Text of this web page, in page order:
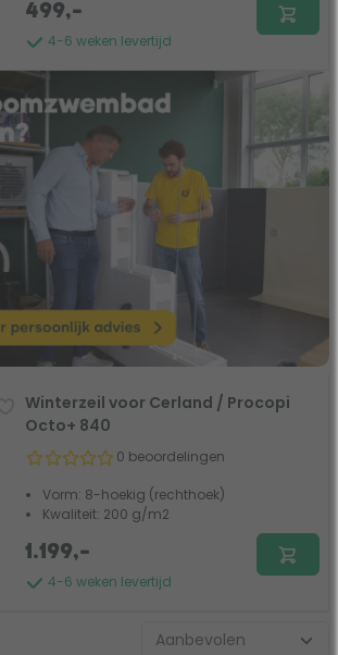
4-6 weken levertijd
499,-
Winterzeil voor Cerland / Procopi
Octo+ 840
0 beoordelingen
Vorm: 8-hoekig (rechthoek)
Kwaliteit: 200 g/m2
4-6 weken levertijd
1.199,-